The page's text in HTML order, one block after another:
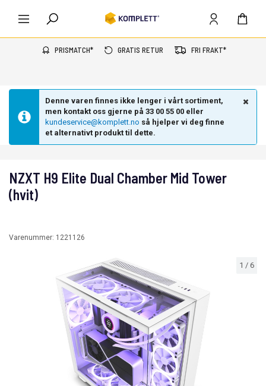
PRISMATCH* GRATIS RETUR FRI FRAKT*
Denne varen finnes ikke lenger i vårt sortiment,
men kontakt oss gjerne på 33 00 55 00 eller
kundeservice@komplett.no så hjelper vi deg finne
et alternativt produkt til dette.
1 / 6
NZXT H9 Elite Dual Chamber Mid Tower
(hvit)
Varenummer: 1221126